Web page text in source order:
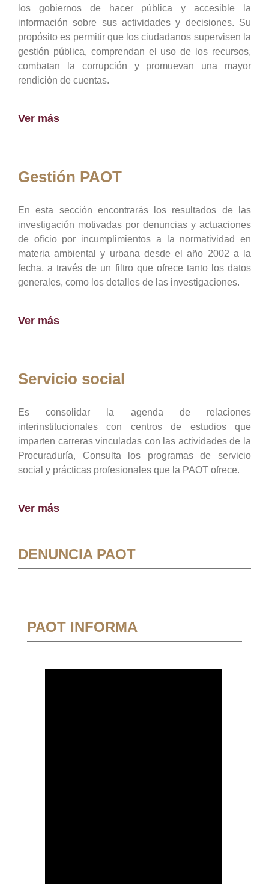
los gobiernos de hacer pública y accesible la
información sobre sus actividades y decisiones. Su
propósito es permitir que los ciudadanos supervisen la
gestión pública, comprendan el uso de los recursos,
combatan la corrupción y promuevan una mayor
rendición de cuentas.
Ver más
Gestión PAOT
En esta sección encontrarás los resultados de las
investigación motivadas por denuncias y actuaciones
de oficio por incumplimientos a la normatividad en
materia ambiental y urbana desde el año 2002 a la
fecha, a través de un filtro que ofrece tanto los datos
generales, como los detalles de las investigaciones.
Ver más
Servicio social
Es consolidar la agenda de relaciones
interinstitucionales con centros de estudios que
imparten carreras vinculadas con las actividades de la
Procuraduría, Consulta los programas de servicio
social y prácticas profesionales que la PAOT ofrece.
Ver más
DENUNCIA PAOT
PAOT INFORMA